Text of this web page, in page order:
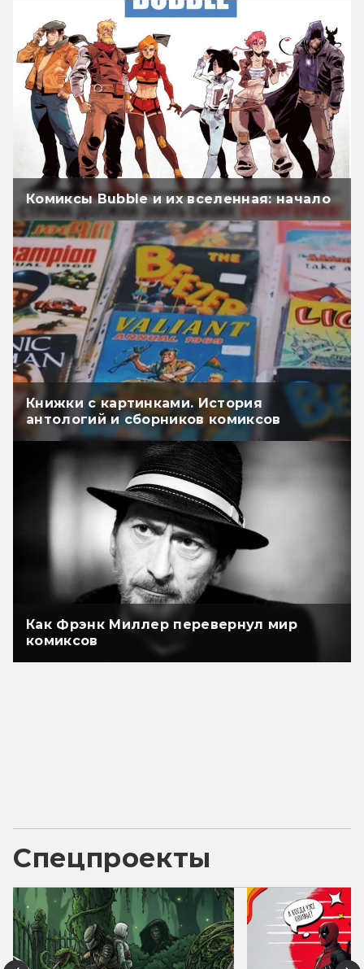
Комиксы Bubble и их вселенная: начало
Книжки с картинками. История
антологий и сборников комиксов
Как Фрэнк Миллер перевернул мир
комиксов
Спецпроекты